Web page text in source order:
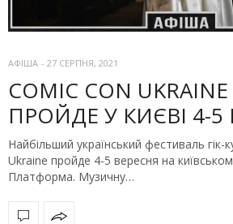
АФІША - 27 СЕРПНЯ, 2021
COMIC CON
ПРОЙДЕ У КИЄВІ 4-5
Найбільший український фестиваль гік-
Ukraine пройде 4-5 вересня на
Платформа. Музичну…